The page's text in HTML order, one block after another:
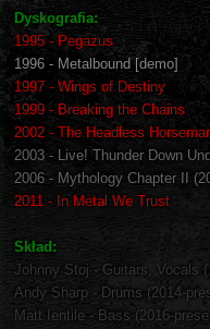
Dyskografia:
1995 - Pegazus
1996 - Metalbound [demo]
1997 - Wings of Destiny
1999 - Breaking the Chains
2002 - The Headless
2003 - Live! Thunder Down
2006 - Mythology Chapter II
2011 - In Metal We Trust
Skład:
Johnny Stoj - Guitars, Vocals
Andy Sharp - Drums (2014-
Matt Ientile - Bass (2016-